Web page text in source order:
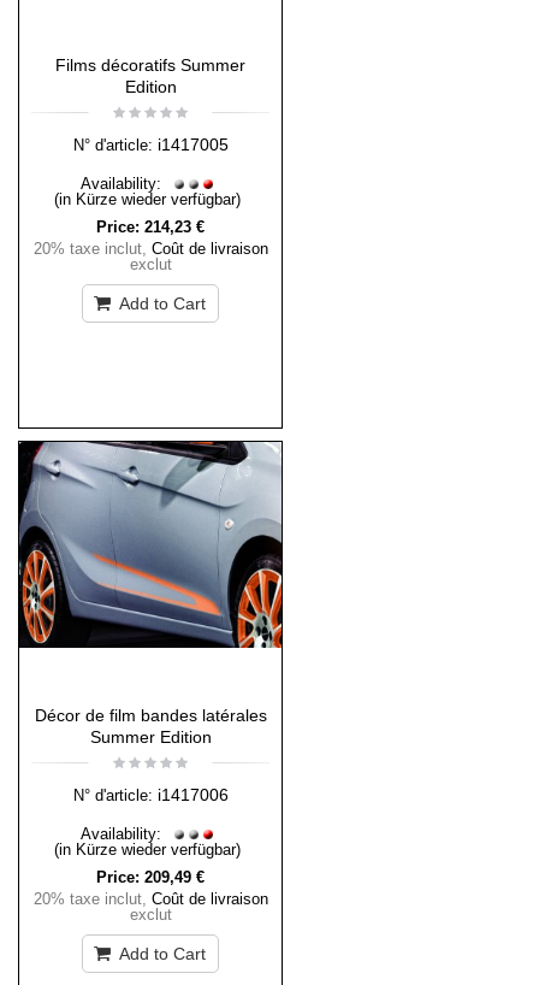
Films décoratifs Summer
Edition
N° d'article: i1417005
Availability:
(in Kürze wieder verfügbar)
Price: 214,23 €
20% taxe inclut, Coût de livraison
exclut
Add to Cart
Décor de film bandes latérales
Summer Edition
N° d'article: i1417006
Availability:
(in Kürze wieder verfügbar)
Price: 209,49 €
20% taxe inclut, Coût de livraison
exclut
Add to Cart